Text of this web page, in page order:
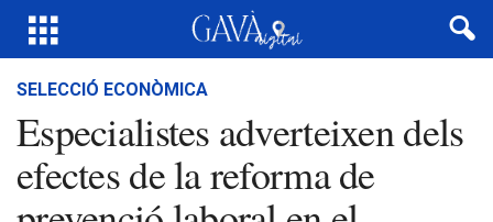
SELECCIÓ ECONÒMICA
Especialistes adverteixen dels
efectes de la reforma de